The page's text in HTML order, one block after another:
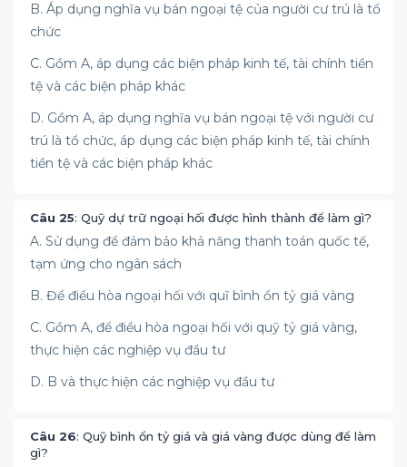
B. Áp dụng nghĩa vụ bán ngoại tệ của người cư trú là tổ
chức
C. Gồm A, áp dụng các biện pháp kinh tế, tài chính tiền
tệ và các biện pháp khác
D. Gồm A, áp dụng nghĩa vụ bán ngoại tệ với người cư
trú là tổ chức, áp dụng các biện pháp kinh tế, tài chính
tiền tệ và các biện pháp khác
Câu 25: Quỹ dự trữ ngoại hối được hình thành để làm gì?
A. Sử dụng để đảm bảo khả năng thanh toán quốc tế,
tạm ứng cho ngân sách
B. Để điều hòa ngoại hối với quĩ bình ổn tỷ giá vàng
C. Gồm A, để điều hòa ngoại hối với quỹ tỷ giá vàng,
thực hiện các nghiệp vụ đầu tư
D. B và thực hiện các nghiệp vụ đầu tư
Câu 26: Quỹ bình ổn tỷ giá và giá vàng được dùng để làm
gì?